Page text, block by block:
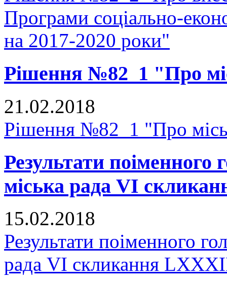
Програми соціально-
на 2017-2020 роки"
Рішення №82_1 "Про
21.02.2018
Рішення №82_1 "Про
Результати
міська рада VI
15.02.2018
Результати поіменного
рада VI скликання